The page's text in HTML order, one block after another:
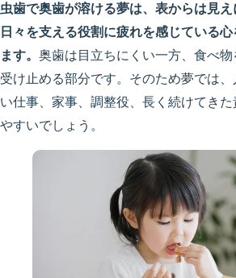
虫歯で奥歯が溶ける夢は、表からは見え
日々を支える役割に疲れを感じている
ます。 奥歯は目立ちにくい一方、食べ
受け止める部分です。そのため夢では
い仕事、家事、調整役、長く続けてき
やすいでしょう。